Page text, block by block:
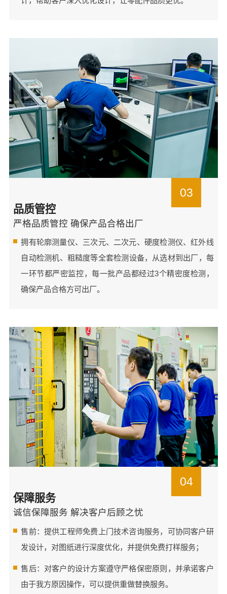
03
品质管控
严格品质管控 确保产品合格出厂
拥有轮廓测量仪、三次元、二次元、硬度检测仪、红外线
自动检测机、粗糙度等全套检测设备，从选材到出厂，每
一环节都严密监控，每一批产品都经过3个精密度检测，
确保产品合格方可出厂。
04
保障服务
诚信保障服务 解决客户后顾之忧
售前：提供工程师免费上门技术咨询服务，可协同客户研
发设计，对图纸进行深度优化，并提供免费打样服务；
售后：对客户的设计方案遵守严格保密原则，并承诺客户
由于我方原因操作，可以提供重做替换服务。